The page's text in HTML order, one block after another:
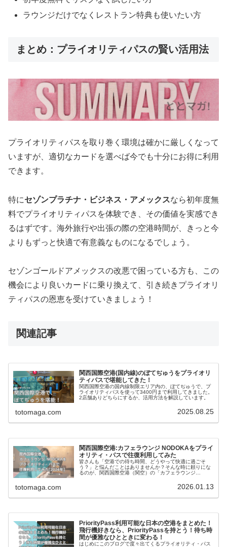
ラウンジだけでなくレストラン特典も使いたい方
まとめ：プライオリティパスの賢い活用法
プライオリティパスを取り巻く環境は確かに厳しくなって
いますが、適切なカードを選べば今でも十分にお得に利用
できます。
特にセゾンプラチナ・ビジネス・アメックスなら初年度無
料でプライオリティパスを体験でき、その価値を実感でき
るはずです。海外旅行や出張の際の空港時間が、きっと今
よりもずっと快適で有意義なものになるでしょう。
セゾンゴールドアメックスの改悪で困っている方も、この
機会により良いカードに乗り換えて、引き続きプライオリ
ティパスの恩恵を受けていきましょう！
関連記事
関西国際空港(国内線)のぼてぢゅうをプライオリ
ティパスで堪能してきた！
関西国際空港の国内線制限エリア内の、ぼてぢゅうで、プ
ライオリティパスを使って3400円まで利用してきました。
2店舗ありどちらにするか、活用方法を解説しています。
totomaga.com 2025.08.25
関西国際空港:カフェラウンジ NODOKAをプライ
オリティ・パスで往復利用してみた
皆さんも「空港での待ち時間、どうやって快適に過ごそ
う？」と悩んだことはありませんか？そんな時に頼りにな
るのが、関西国際空港（関空）の「カフェラウンジ
totomaga.com 2026.01.13
PriorityPass利用可能な日本の空港をまとめた！
飛行機好きなら、PriorityPassを持とう！待ち時
間が優雅なひとときに変わる！
はじめにこのブログで度々出てくるプライオリティ・パス